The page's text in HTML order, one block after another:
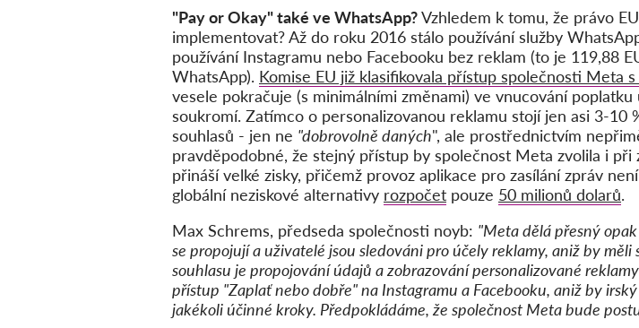
"Pay or Okay" také ve WhatsApp?Vzhledem k tomu, že právo
implementovat? Až do roku 2016 stálo používání služby
používání Instagramu nebo Facebooku bez reklam (to je 119,88
WhatsApp). Komise EU již klasifikovala přístup společnosti Meta
vesele pokračuje (s minimálními změnami) ve vnucování
soukromí. Zatímco o personalizovanou reklamu stojí jen asi 3-10
souhlasů - jen ne "dobrovolně daných", ale prostřednictvím
pravděpodobné, že stejný přístup by společnost Meta zvolila i
přináší velké zisky, přičemž provoz aplikace pro zasílání zpráv
globální neziskové alternativy rozpočet pouze 50 milionů dolarů.
Max Schrems, předseda společnosti noyb: "Meta dělá přesný
se propojují a uživatelé jsou sledováni pro účely reklamy, aniž by
souhlasu je propojování údajů a zobrazování personalizované
přístup "Zaplať nebo dobře" na Instagramu a Facebooku, aniž by
jakékoli účinné kroky. Předpokládáme, že společnost Meta bude